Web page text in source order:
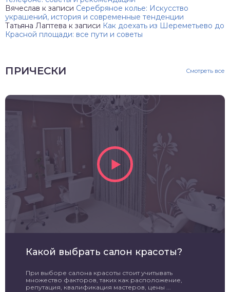
Вячеслав к записи Серебряное колье: Искусство
украшений, история и современные тенденции
Татьяна Лаптева к записи Как доехать из Шереметьево до
Красной площади: все пути и советы
ПРИЧЕСКИ Смотреть все
Какой выбрать салон красоты?
При выборе салона красоты стоит учитывать
множество факторов, таких как расположение,
репутация, квалификация мастеров, цены ...